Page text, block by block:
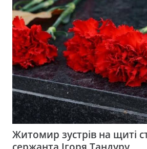
Житомир зустрів на щиті